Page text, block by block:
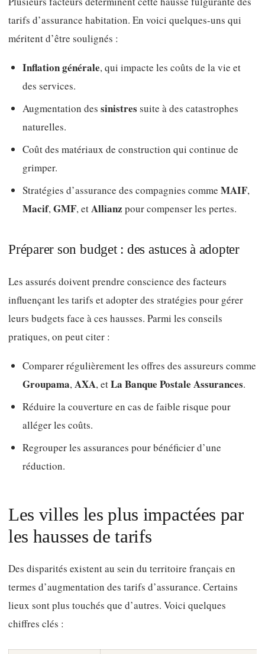
tarifs d’assurance habitation. En voici quelques-uns qui
méritent d’être soulignés :
Inflation générale, qui impacte les coûts de la vie et
des services.
Augmentation des sinistres suite à des catastrophes
naturelles.
Coût des matériaux de construction qui continue de
grimper.
Stratégies d’assurance des compagnies comme MAIF,
Macif,GMF, etAllianz pour compenser les pertes.
Préparer son budget : des astuces à adopter
Les assurés doivent prendre conscience des facteurs
influençant les tarifs et adopter des stratégies pour gérer
leurs budgets face à ces hausses. Parmi les conseils
pratiques, on peut citer :
Comparer régulièrement les offres des assureurs comme
Groupama, AXA, etLa Banque Postale Assurances.
Réduire la couverture en cas de faible risque pour
alléger les coûts.
Regrouper les assurances pour bénéficier d’une
réduction.
Les villes les plus impactées par
les hausses de tarifs
Des disparités existent au sein du territoire français en
termes d’augmentation des tarifs d’assurance. Certains
lieux sont plus touchés que d’autres. Voici quelques
chiffres clés :